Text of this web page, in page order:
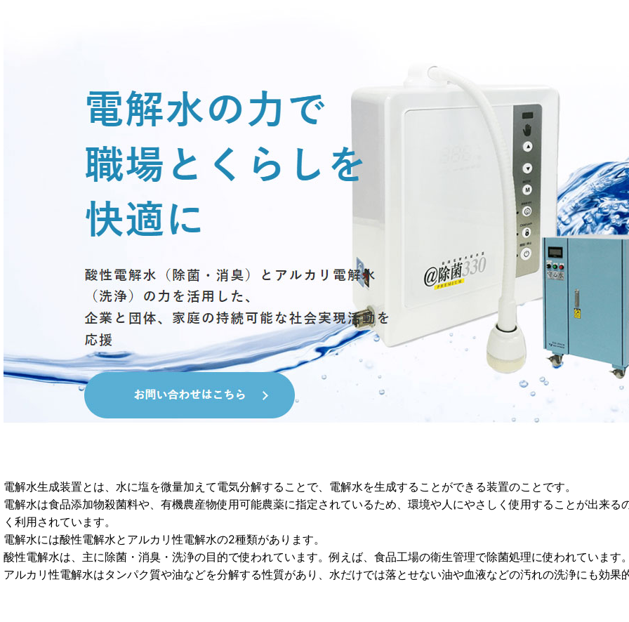
電解水生成装置とは、水に塩を微量加えて電気分解することで、電解水を生成することができる装置のことです。
電解水は食品添加物殺菌料や、有機農産物使用可能農薬に指定されているため、環境や人にやさしく使用することが出来
く利用されています。
電解水には酸性電解水とアルカリ性電解水の2種類があります。
酸性電解水は、主に除菌・消臭・洗浄の目的で使われています。例えば、食品工場の衛生管理で除菌処理に使われています
アルカリ性電解水はタンパク質や油などを分解する性質があり、水だけでは落とせない油や血液などの汚れの洗浄にも効果